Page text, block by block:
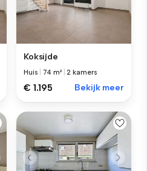
Koksijde
Huis |74 m² |2 kamers
€ 1.195 Bekijk meer